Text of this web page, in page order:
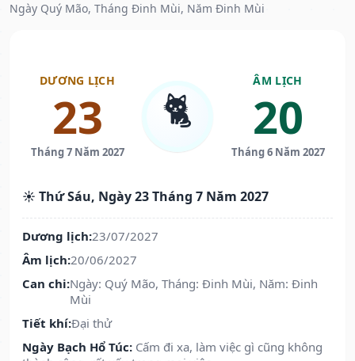
Ngày Quý Mão, Tháng Đinh Mùi, Năm Đinh Mùi
DƯƠNG LỊCH
23
Tháng 7 Năm 2027
🐈
ÂM LỊCH
20
Tháng 6 Năm 2027
☀️ Thứ Sáu, Ngày 23 Tháng 7 Năm 2027
Dương lịch:23/07/2027
Âm lịch:20/06/2027
Can chi:Ngày: Quý Mão, Tháng: Đinh Mùi, Năm: Đinh
Mùi
Tiết khí:Đại thử
Ngày Bạch Hổ Túc: Cấm đi xa, làm việc gì cũng không